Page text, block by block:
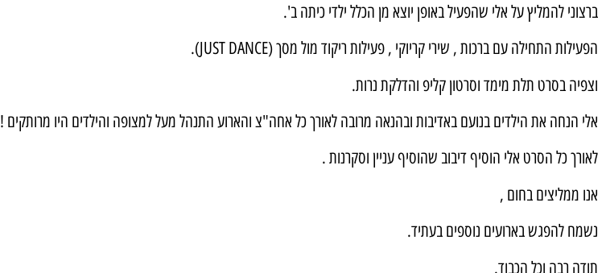
ברצוני להמליץ על אלי שהפעיל באופן יוצא מן הכלל ילדי כיתה ב'.
הפעילות התחילה עם ברכות , שירי קריוקי , פעילות ריקוד מול מסך (JUST DANCE).
וצפיה בסרט תלת מימד וסרטון קליפ והדלקת נרות.
אלי הנחה את הילדים בנועם באדיבות ובהנאה מרובה לאורך כל אחה"צ והארוע התנהל מעל למצופה והילדים היו מרותקים !
לאורך כל הסרט אלי הוסיף דיבוב שהוסיף עניין וסקרנות .
אנו ממליצים בחום ,
נשמח להפגש בארועים נוספים בעתיד.
תודה רבה וכל הכבוד.